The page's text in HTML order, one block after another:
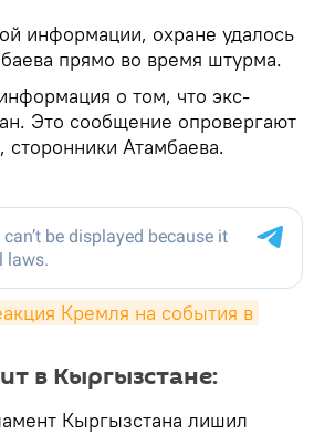
информации, охране удалось
прямо во время штурма.
о том, что экс-
Это сообщение опровергают
Атамбаева.
Кремля на события в
в Кыргызстане:
Кыргызстана лишил